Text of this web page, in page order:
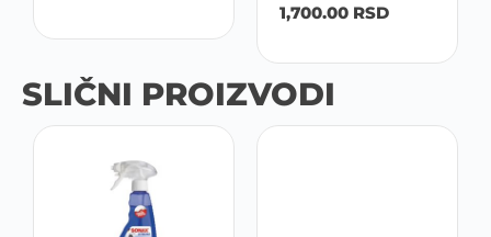
1,700.00 RSD
SLIČNI PROIZVODI